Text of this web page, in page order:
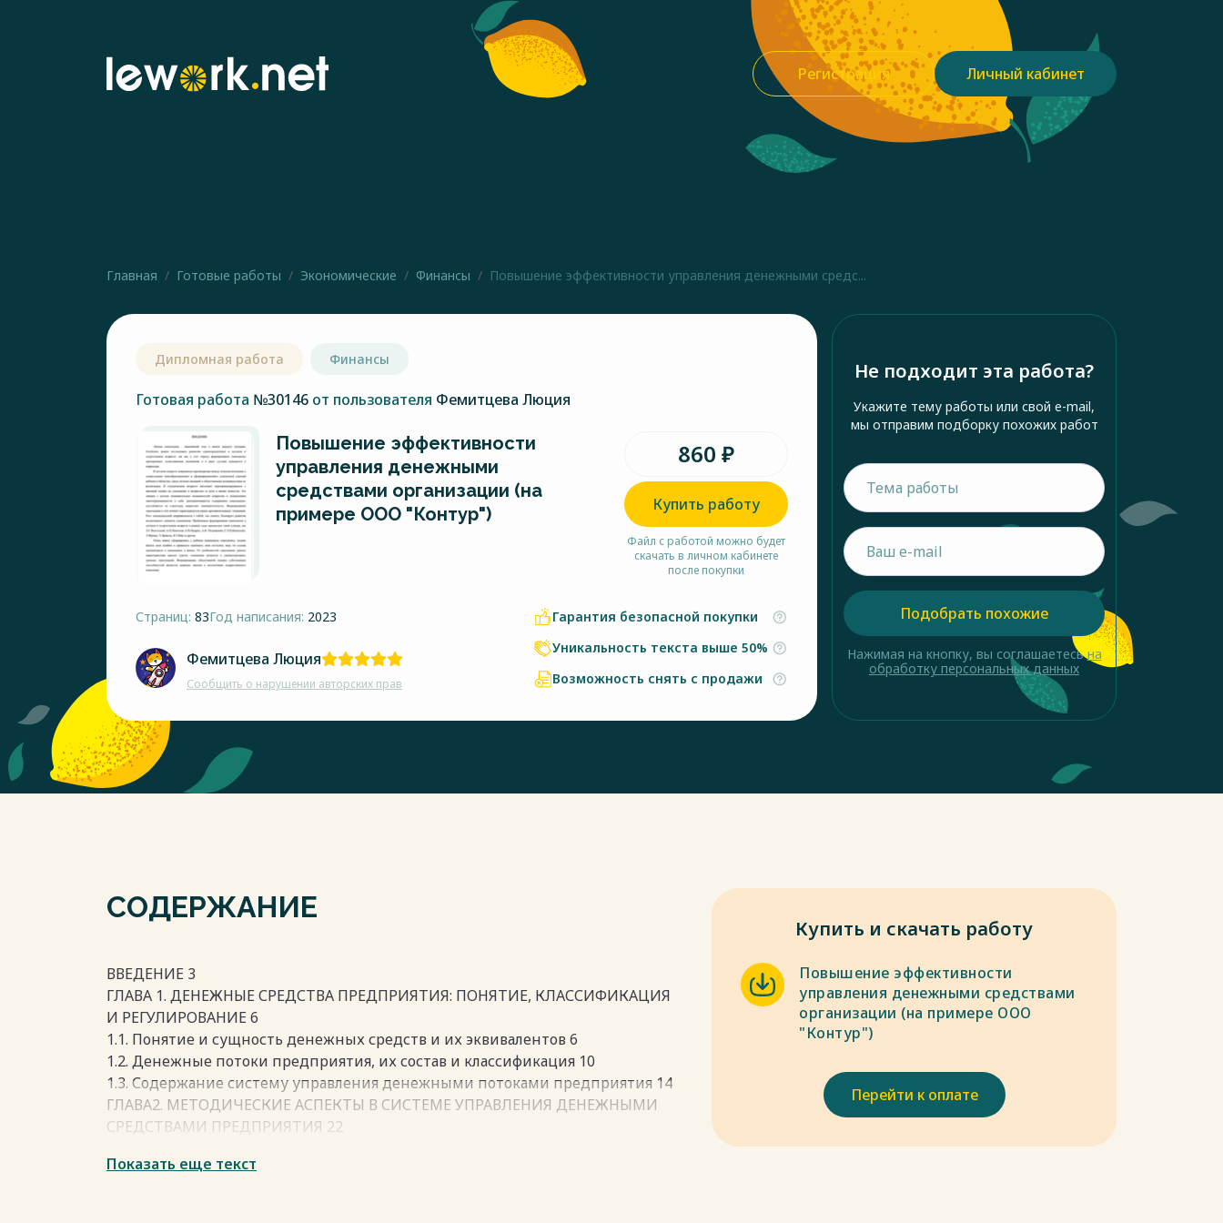
Регистрация Личный кабинет
Главная Готовые работы Экономические Финансы Повышение эффективности управления денежными средс...
Дипломная работа Финансы
Готовая работа №30146 от пользователя Фемитцева Люция
Повышение эффективности
управления денежными
средствами организации (на
примере ООО "Контур")
860 ₽
Купить работу
Файл с работой можно будет
скачать в личном кабинете
после покупки
Страниц: 83Год написания: 2023
Фемитцева Люция
Сообщить о нарушении авторских прав
Гарантия безопасной покупки
Уникальность текста выше 50%
Возможность снять с продажи
Не подходит эта работа?
Укажите тему работы или свой e-mail,
мы отправим подборку похожих работ
Подобрать похожие
Нажимая на кнопку, вы соглашаетесьна
обработку персональных данных
СОДЕРЖАНИЕ
ВВЕДЕНИЕ 3
ГЛАВА 1. ДЕНЕЖНЫЕ СРЕДСТВА ПРЕДПРИЯТИЯ: ПОНЯТИЕ, КЛАССИФИКАЦИЯ
И РЕГУЛИРОВАНИЕ 6
1.1. Понятие и сущность денежных средств и их эквивалентов 6
1.2. Денежные потоки предприятия, их состав и классификация 10
1.3. Содержание систему управления денежными потоками предприятия 14
ГЛАВА2. МЕТОДИЧЕСКИЕ АСПЕКТЫ В СИСТЕМЕ УПРАВЛЕНИЯ ДЕНЕЖНЫМИ
СРЕДСТВАМИ ПРЕДПРИЯТИЯ 22
денежными средствами предприятия 22
Показать еще текст
Купить и скачать работу
Повышение эффективности
управления денежными средствами
организации (на примере ООО
"Контур")
Перейти к оплате